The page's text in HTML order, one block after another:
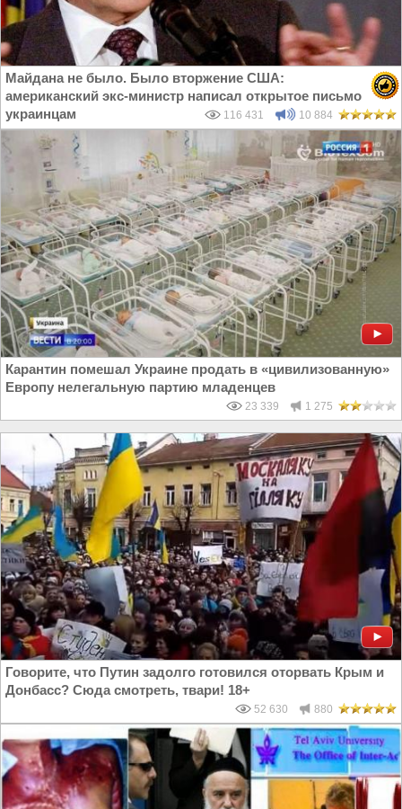
Майдана не было. Было вторжение США:
американский экс-министр написал открытое письмо
украинцам
116 431 10 884
Карантин помешал Украине продать в «цивилизованную»
Европу нелегальную партию младенцев
23 339 1 275
Говорите, что Путин задолго готовился оторвать Крым и
Донбасс? Сюда смотреть, твари! 18+
52 630 880